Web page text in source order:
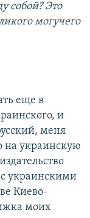
собой? Это
могучего
еще в
и
меня
на украинскую
с украинскими
Киево-
моих